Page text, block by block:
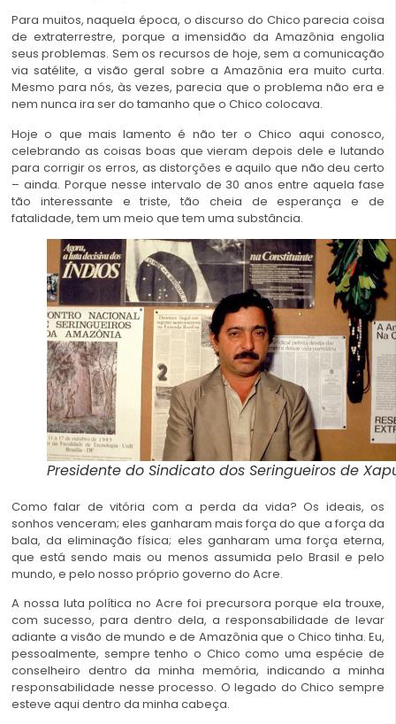
Para muitos, naquela época, o discurso do Chico parecia coisa
de extraterrestre, porque a imensidão da Amazônia engolia
seus problemas. Sem os recursos de hoje, sem a comunicação
via satélite, a visão geral sobre a Amazônia era muito curta.
Mesmo para nós, às vezes, parecia que o problema não era e
nem nunca ira ser do tamanho que o Chico colocava.
Hoje o que mais lamento é não ter o Chico aqui conosco,
celebrando as coisas boas que vieram depois dele e lutando
para corrigir os erros, as distorções e aquilo que não deu certo
– ainda. Porque nesse intervalo de 30 anos entre aquela fase
tão interessante e triste, tão cheia de esperança e de
fatalidade, tem um meio que tem uma substância.
Presidente do Sindicato dos Seringueiros de
Como falar de vitória com a perda da vida? Os ideais, os
sonhos venceram; eles ganharam mais força do que a força da
bala, da eliminação física; eles ganharam uma força eterna,
que está sendo mais ou menos assumida pelo Brasil e pelo
mundo, e pelo nosso próprio governo do Acre.
A nossa luta política no Acre foi precursora porque ela trouxe,
com sucesso, para dentro dela, a responsabilidade de levar
adiante a visão de mundo e de Amazônia que o Chico tinha. Eu,
pessoalmente, sempre tenho o Chico como uma espécie de
conselheiro dentro da minha memória, indicando a minha
responsabilidade nesse processo. O legado do Chico sempre
esteve aqui dentro da minha cabeça.